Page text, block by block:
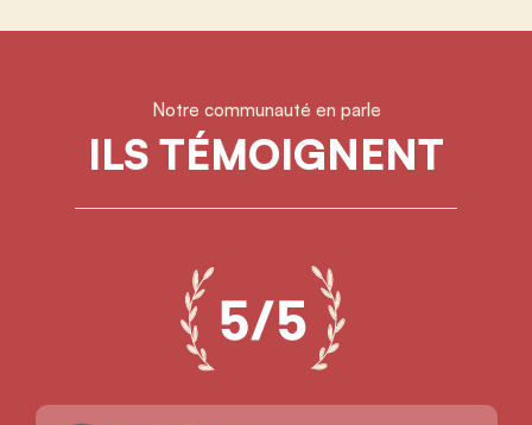
Notre communauté en parle
ILS TÉMOIGNENT